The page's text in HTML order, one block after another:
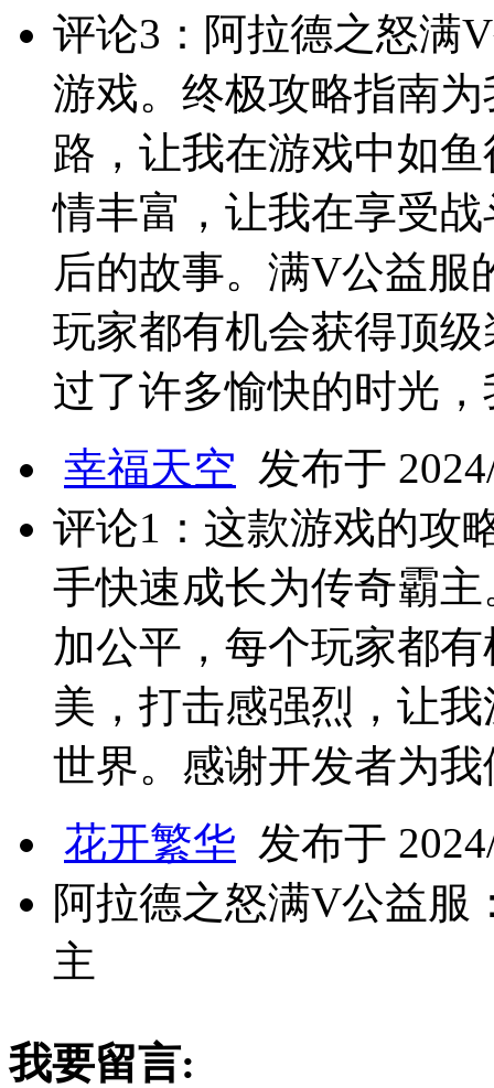
评论3：阿拉德之怒满
游戏。终极攻略指南
路，让我在游戏中如
情丰富，让我在享受
后的故事。满V公益服
玩家都有机会获得顶
过了许多愉快的时光
幸福天空 发布于
评论1：这款游戏的攻
手快速成长为传奇霸
加公平，每个玩家都
美，打击感强烈，让
世界。感谢开发者为
花开繁华 发布于
阿拉德之怒满V公益服
主
我要留言: